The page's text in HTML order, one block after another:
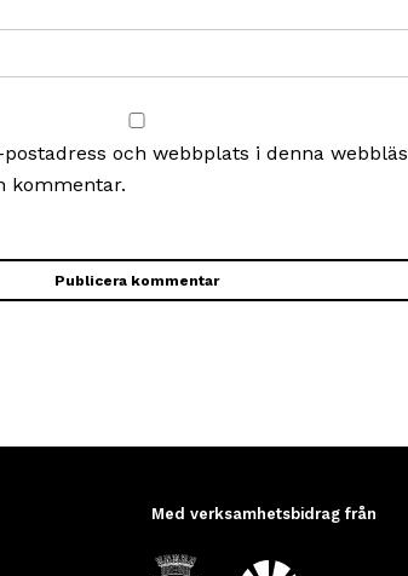
och webbplats i denna
kommentar.
Med verksamhetsbidrag från